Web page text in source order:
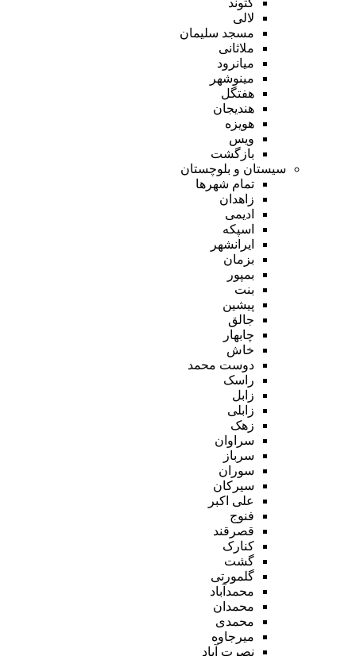
لالی
مسجد سلیمان
ملاثانی
میانرود
مینوشهر
هفتگل
هندیجان
هویزه
ویس
بازگشت
سیستان و بلوچستان
تمام شهر‌ها
زاهدان
ادیمی
اسپکه
ایرانشهر
بزمان
بمپور
بنت
پیشین
جالق
چابهار
خاش
دوست محمد
راسک
زابل
زابلی
زهک
سراوان
سرباز
سوران
سیرکان
علی اکبر
فنوج
قصرقند
کنارک
گشت
گلمورتی
محمدآباد
محمدان
محمدی
میرجاوه
نصرت آباد